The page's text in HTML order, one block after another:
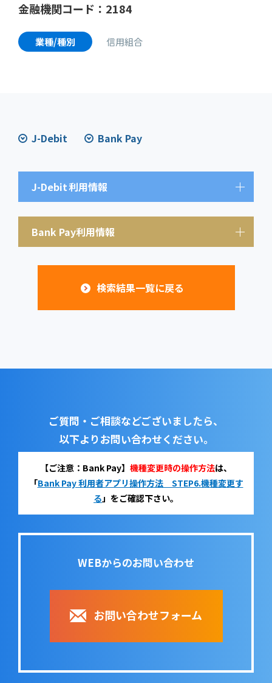
金融機関コード：2184
業種/種別 信用組合
J-Debit Bank Pay
J-Debit利用情報
Bank Pay利用情報
検索結果一覧に戻る
ご質問・ご相談などございましたら、
以下よりお問い合わせください。
【ご注意：Bank Pay】 機種変更時の操作方法は、
「Bank Pay 利用者アプリ操作方法 STEP6.機種変更す
る 」をご確認下さい。
WEBからのお問い合わせ
お問い合わせフォーム